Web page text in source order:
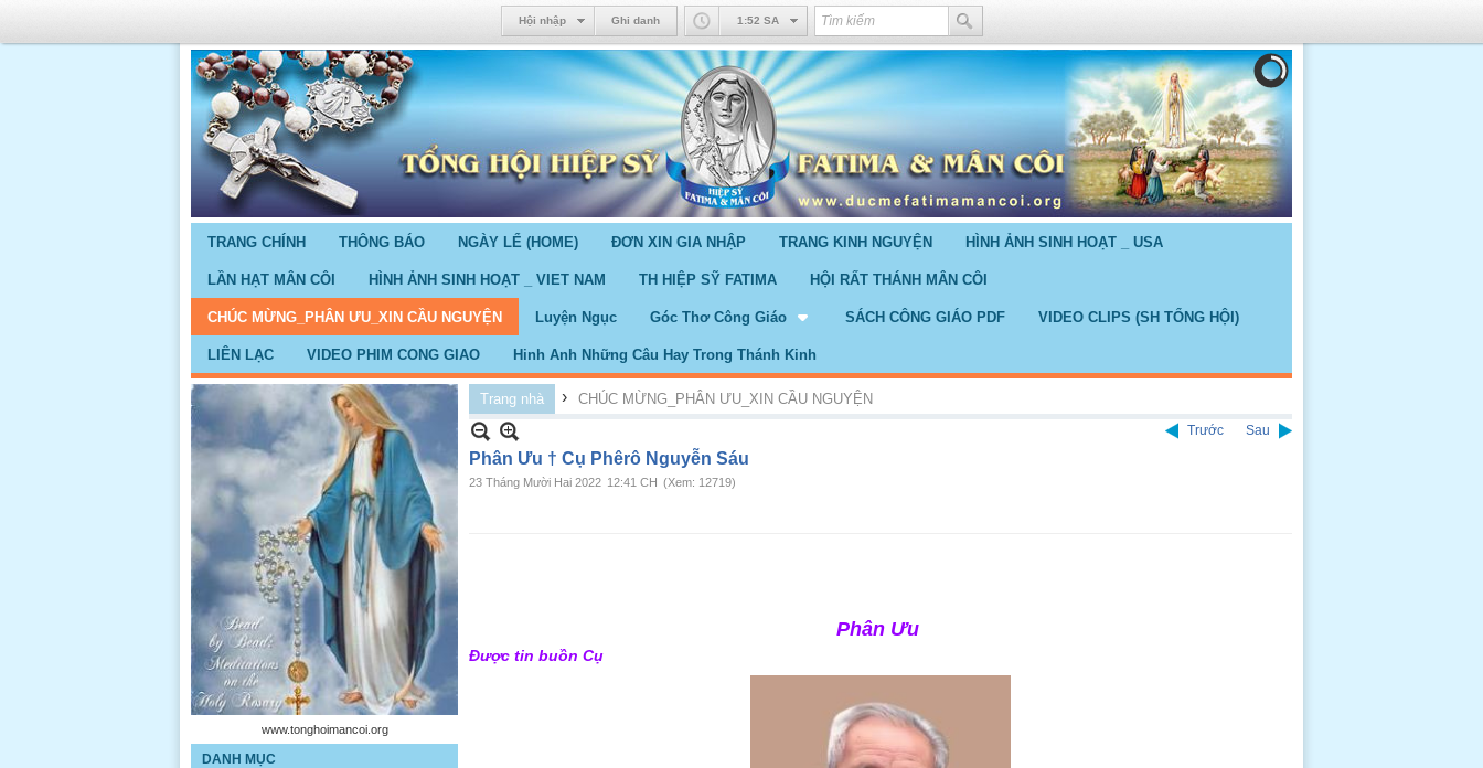
Hội nhập Ghi danh 1:52 SA
TRANG CHÍNH THÔNG BÁO NGÀY LỂ (HOME) ĐƠN XIN GIA NHẬP TRANG KINH NGUYỆN HÌNH ẢNH SINH HOẠT _ USA
LẦN HẠT MÂN CÔI HÌNH ẢNH SINH HOẠT _ VIET NAM TH HIỆP SỸ FATIMA HỘI RẤT THÁNH MÂN CÔI
CHÚC MỪNG_PHÂN ƯU_XIN CẦU NGUYỆN Luyện Ngục Góc Thơ Công Giáo SÁCH CÔNG GIÁO PDF VIDEO CLIPS (SH TỔNG HỘI)
LIÊN LẠC VIDEO PHIM CONG GIAO Hinh Anh Những Câu Hay Trong Thánh Kinh
www.tonghoimancoi.org
DANH MỤC
Trang nhà › CHÚC MỪNG_PHÂN ƯU_XIN CẦU NGUYỆN
Trước Sau
Phân Ưu † Cụ Phêrô Nguyễn Sáu
23 Tháng Mười Hai 2022 12:41 CH (Xem: 12719)
Phân Ưu
Được tin buồn Cụ